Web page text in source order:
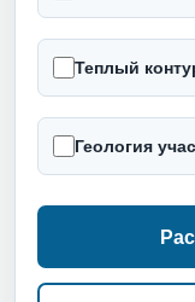
Теплый
Геология